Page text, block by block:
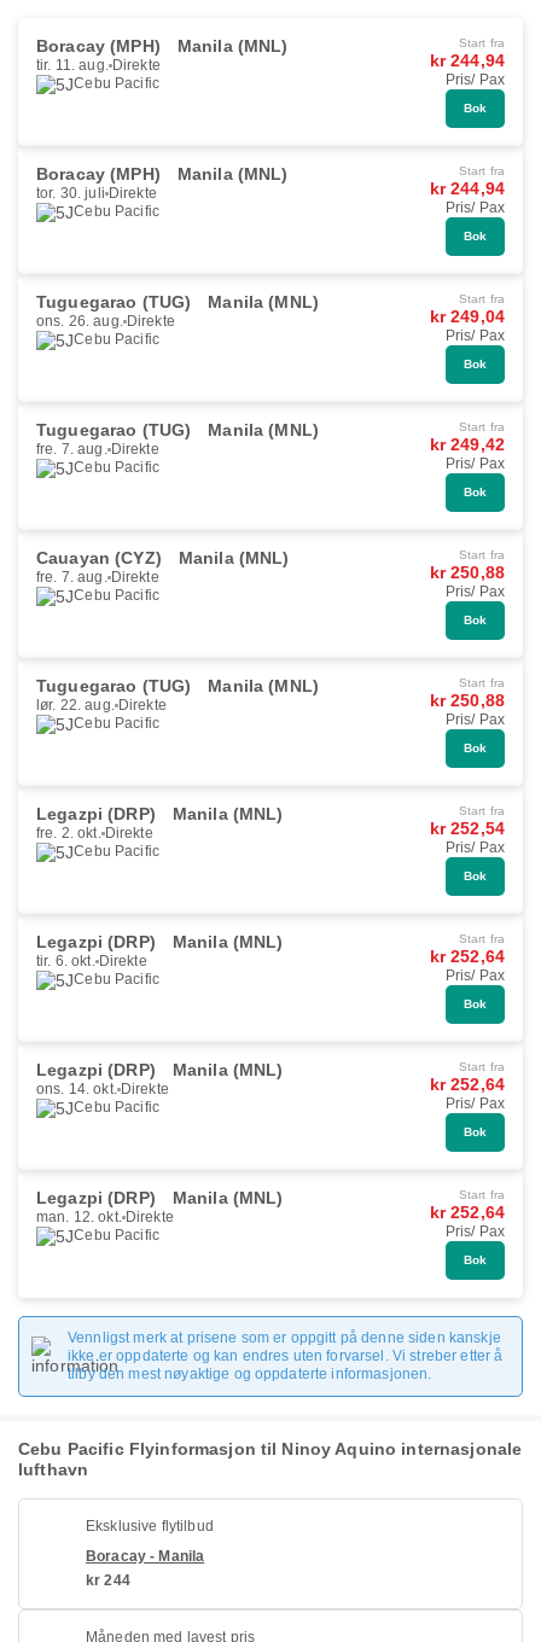
Boracay (MPH) Manila (MNL)
tir. 11. aug. Direkte
Cebu Pacific
Start fra
kr 244,94
Pris/ Pax
Bok
Boracay (MPH) Manila (MNL)
tor. 30. juli Direkte
Cebu Pacific
Start fra
kr 244,94
Pris/ Pax
Bok
Tuguegarao (TUG) Manila (MNL)
ons. 26. aug. Direkte
Cebu Pacific
Start fra
kr 249,04
Pris/ Pax
Bok
Tuguegarao (TUG) Manila (MNL)
fre. 7. aug. Direkte
Cebu Pacific
Start fra
kr 249,42
Pris/ Pax
Bok
Cauayan (CYZ) Manila (MNL)
fre. 7. aug. Direkte
Cebu Pacific
Start fra
kr 250,88
Pris/ Pax
Bok
Tuguegarao (TUG) Manila (MNL)
lør. 22. aug. Direkte
Cebu Pacific
Start fra
kr 250,88
Pris/ Pax
Bok
Legazpi (DRP) Manila (MNL)
fre. 2. okt. Direkte
Cebu Pacific
Start fra
kr 252,54
Pris/ Pax
Bok
Legazpi (DRP) Manila (MNL)
tir. 6. okt. Direkte
Cebu Pacific
Start fra
kr 252,64
Pris/ Pax
Bok
Legazpi (DRP) Manila (MNL)
ons. 14. okt. Direkte
Cebu Pacific
Start fra
kr 252,64
Pris/ Pax
Bok
Legazpi (DRP) Manila (MNL)
man. 12. okt. Direkte
Cebu Pacific
Start fra
kr 252,64
Pris/ Pax
Bok
Vennligst merk at prisene som er oppgitt på denne siden kanskje
ikke er oppdaterte og kan endres uten forvarsel. Vi streber etter å
tilby den mest nøyaktige og oppdaterte informasjonen.
Cebu Pacific Flyinformasjon til Ninoy Aquino internasjonale
lufthavn
Eksklusive flytilbud
Boracay - Manila
kr 244
Måneden med lavest pris